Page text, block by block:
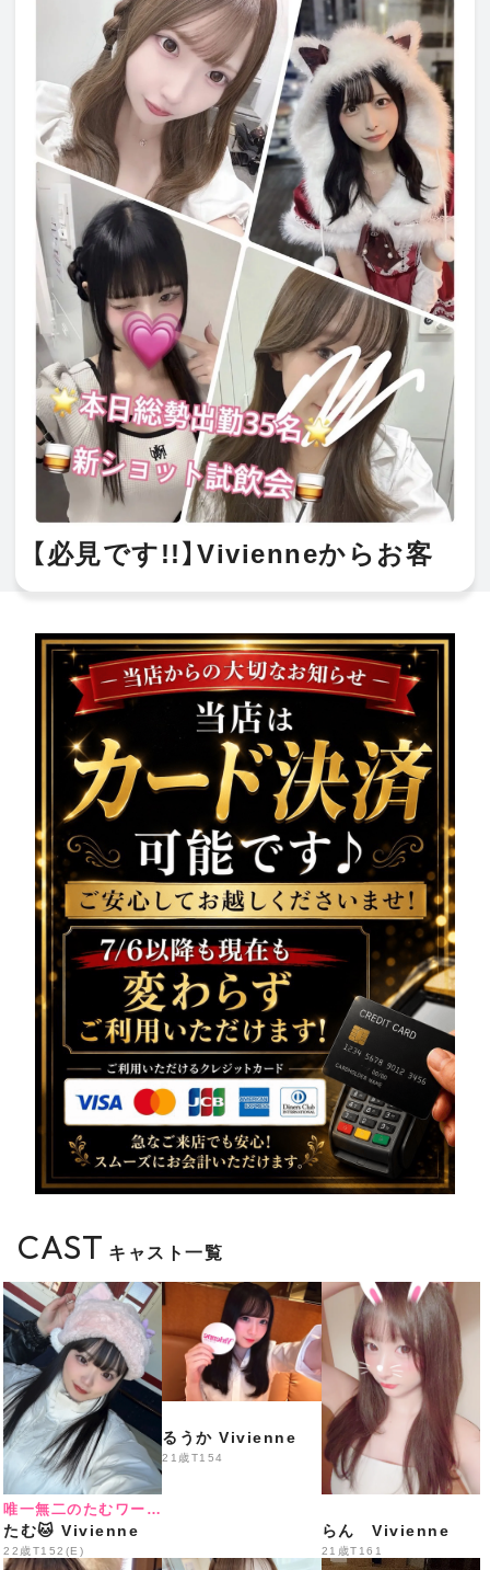
【必見です!!】Vivienneからお客
本日、システムの都合に
より公式LINEの配信ができ
ませんでした
いつも配信を楽しみにしてくださっている皆様には、
ご迷惑をおかけし誠に申し訳ございません。
本日の営業情報・出勤情報は、
こちらでご案内させていた
だきます
━━━━━━━━━━━━━━━
vivienne（ヴィヴィア
ン）池袋西口店
系列が誇る美女達が在籍
美脚キャバクラ
本日も元気に営業中
18:00〜25:00まで
営業
️総勢35名出勤＋体験入店3名予定 ️
18:00〜20:30
70分 3,300円
20:30〜22:00
60分 3,300円
22:00〜LAST
CAST キャスト一覧
唯一無二のたむワールド
たむ🐱 Vivienne
22歳T152(E)
るうか Vivienne
21歳T154
らん Vivienne
21歳T161